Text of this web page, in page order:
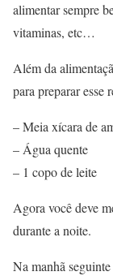
alimentar sempre
vitaminas, etc…
Além da
para preparar esse
– Meia xícara de
– Água quente
– 1 copo de leite
Agora você deve
durante a noite.
Na manhã